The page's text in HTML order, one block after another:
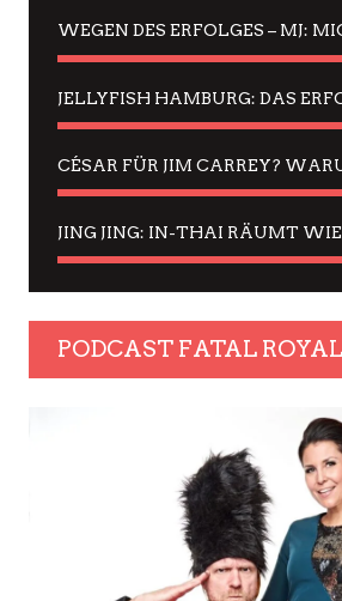
PODCAST FATAL ROYAL